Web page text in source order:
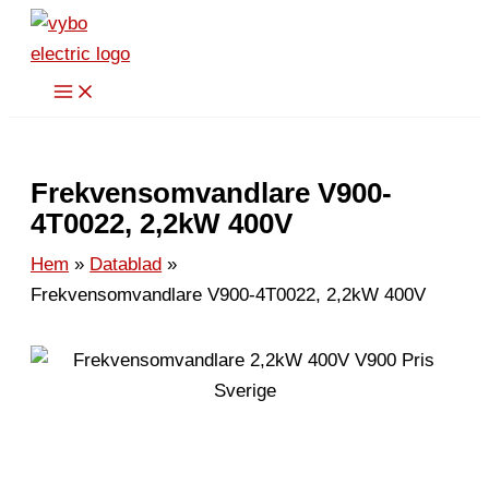
Hoppa
innehåll
Frekvensomvandlare V900-
4T0022, 2,2kW 400V
Hem
Datablad
Frekvensomvandlare V900-4T0022, 2,2kW 400V